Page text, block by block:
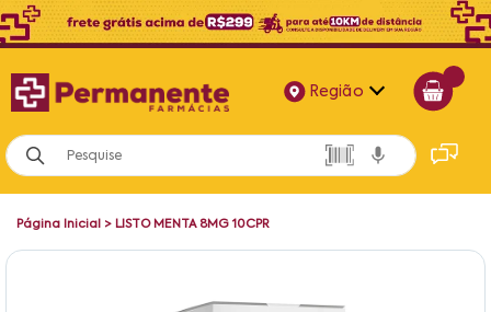
Região
Alagoas
Bahia
Página Inicial > LISTO MENTA 8MG 10CPR